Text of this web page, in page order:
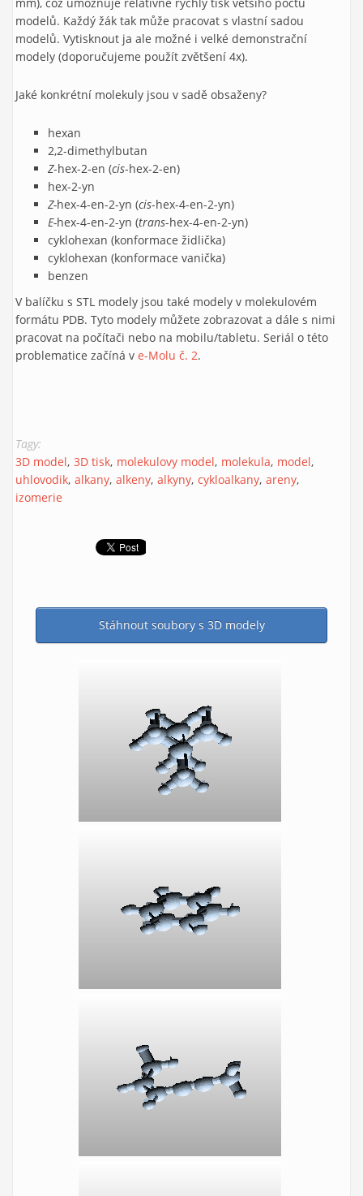
modelů. Každý žák tak může pracovat s vlastní sadou
modelů. Vytisknout ja ale možné i velké demonstrační
modely (doporučujeme použít zvětšení 4x).
Jaké konkrétní molekuly jsou v sadě obsaženy?
hexan
2,2-dimethylbutan
Z-hex-2-en (cis-hex-2-en)
hex-2-yn
Z-hex-4-en-2-yn (cis-hex-4-en-2-yn)
E-hex-4-en-2-yn (trans-hex-4-en-2-yn)
cyklohexan (konformace židlička)
cyklohexan (konformace vanička)
benzen
V balíčku s STL modely jsou také modely v molekulovém
formátu PDB. Tyto modely můžete zobrazovat a dále s nimi
pracovat na počítači nebo na mobilu/tabletu. Seriál o této
problematice začíná v e-Molu č. 2.
Tagy:
3D model 3D tisk molekulovy model molekula model
uhlovodik alkany alkeny alkyny cykloalkany areny
izomerie
Stáhnout soubory s 3D modely